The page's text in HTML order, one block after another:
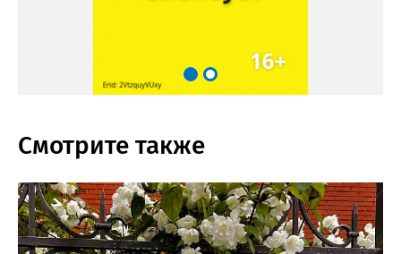
Смотрите также